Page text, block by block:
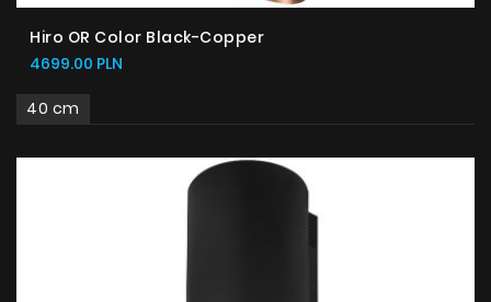
Hiro OR Color Black-Copper
4699.00 PLN
40 cm